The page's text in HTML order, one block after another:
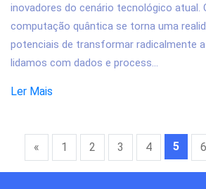
inovadores do cenário tecnológico atual.
computação quântica se torna uma
potenciais de transformar radicalmente
lidamos com dados e process...
Ler Mais
« 1 2 3 4 5 6